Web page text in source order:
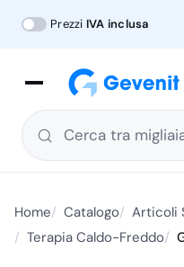
Prezzi IVA inclusa
Cerca tra
Home Catalogo Articoli
Terapia Caldo-Freddo